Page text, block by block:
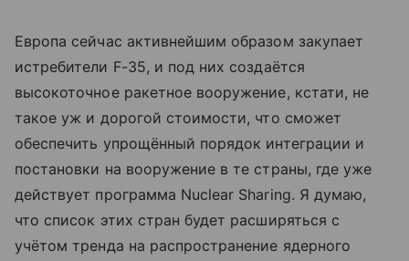
Европа сейчас активнейшим образом закупает
истребители F-35, и под них создаётся
высокоточное ракетное вооружение, кстати, не
такое уж и дорогой стоимости, что сможет
обеспечить упрощённый порядок интеграции и
постановки на вооружение в те страны, где уже
действует программа Nuclear Sharing. Я думаю,
что список этих стран будет расширяться с
учётом тренда на распространение ядерного